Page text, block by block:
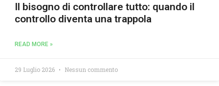
Il bisogno di controllare tutto: quando il
controllo diventa una trappola
READ MORE »
29 Luglio 2026 Nessun commento